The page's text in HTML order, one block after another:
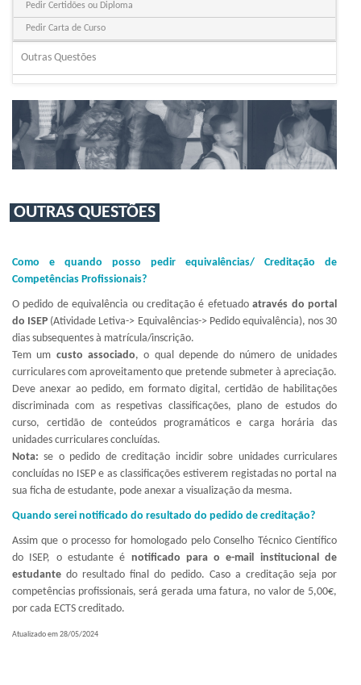
Pedir Certidões ou Diploma
Pedir Carta de Curso
Outras Questões
OUTRAS QUESTÕES
Como e quando posso pedir equivalências/ Creditação de
Competências Profissionais?
O pedido de equivalência ou creditação é efetuadoatravés do portal
do ISEP (Atividade Letiva-> Equivalências-> Pedido equivalência), nos 30
dias subsequentes à matrícula/inscrição.
Tem um custo associado, o qual depende do número de unidades
curriculares com aproveitamento que pretende submeter à apreciação.
Deve anexar ao pedido, em formato digital, certidão de habilitações
discriminada com as respetivas classificações, plano de estudos do
curso, certidão de conteúdos programáticos e carga horária das
unidades curriculares concluídas.
Nota: se o pedido de creditação incidir sobre unidades curriculares
concluídas no ISEP e as classificações estiverem registadas no portal na
sua ficha de estudante, pode anexar a visualização da mesma.
Quando serei notificado do resultado do pedido de creditação?
Assim que o processo for homologado pelo Conselho Técnico Científico
do ISEP, o estudante é notificado para o e-mail institucional de
estudante do resultado final do pedido. Caso a creditação seja por
competências profissionais, será gerada uma fatura, no valor de 5,00€,
por cada ECTS creditado.
Atualizado em 28/05/2024